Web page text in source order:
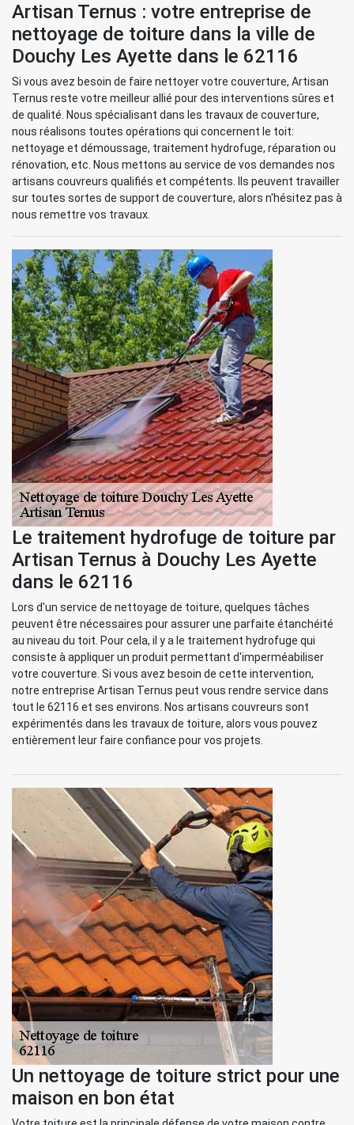
Artisan Ternus : votre entreprise de
nettoyage de toiture dans la ville de
Douchy Les Ayette dans le 62116
Si vous avez besoin de faire nettoyer votre couverture, Artisan
Ternus reste votre meilleur allié pour des interventions sûres et
de qualité. Nous spécialisant dans les travaux de couverture,
nous réalisons toutes opérations qui concernent le toit:
nettoyage et démoussage, traitement hydrofuge, réparation ou
rénovation, etc. Nous mettons au service de vos demandes nos
artisans couvreurs qualifiés et compétents. Ils peuvent travailler
sur toutes sortes de support de couverture, alors n'hésitez pas à
nous remettre vos travaux.
Le traitement hydrofuge de toiture par
Artisan Ternus à Douchy Les Ayette
dans le 62116
Lors d'un service de nettoyage de toiture, quelques tâches
peuvent être nécessaires pour assurer une parfaite étanchéité
au niveau du toit. Pour cela, il y a le traitement hydrofuge qui
consiste à appliquer un produit permettant d'imperméabiliser
votre couverture. Si vous avez besoin de cette intervention,
notre entreprise Artisan Ternus peut vous rendre service dans
tout le 62116 et ses environs. Nos artisans couvreurs sont
expérimentés dans les travaux de toiture, alors vous pouvez
entièrement leur faire confiance pour vos projets.
Un nettoyage de toiture strict pour une
maison en bon état